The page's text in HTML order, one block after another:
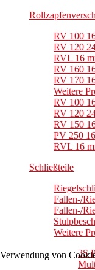
RV 100
RV 120
RVL 16
RV 160
RV 170
Weitere
RV 100
RV 120
RV 150
PV 250
RVL 16
Schließteile
Fallen-/
Fallen-/
Weitere
3S
Verwendung von